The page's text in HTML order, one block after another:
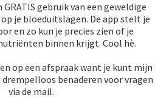
gebruik van een geweldige
je bloeduitslagen. De app stelt je
en zo kun je precies zien of je
binnen krijgt. Cool hè.
op een afspraak want je kunt mijn
drempelloos benaderen voor vragen
via de mail.